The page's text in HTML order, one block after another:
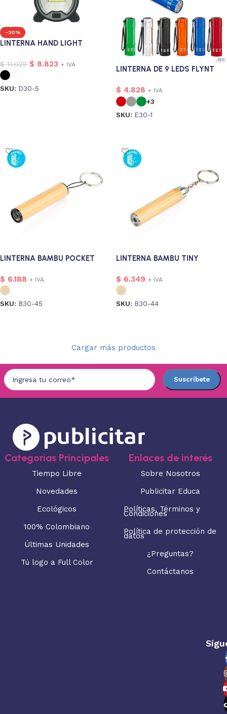
-20%
LINTERNA HAND LIGHT
$11.029 $ 8.823 + IVA
SKU: D30-5
LINTERNA DE 9 LEDS FLYNT
$ 4.828 + IVA
+3
SKU: E30-1
LINTERNA BAMBU POCKET
$ 6.188 + IVA
SKU: B30-45
LINTERNA BAMBU TINY
$ 6.349 + IVA
SKU: B30-44
Cargar más productos
Categorias Principales
Tiempo Libre
Novedades
Ecológicos
100% Colombiano
Últimas Unidades
Tú logo a Full Color
Enlaces de interés
Sobre Nosotros
Publicitar Educa
Políticas, Términos y
Condiciones
Política de protección de
datos
¿Preguntas?
Contáctanos